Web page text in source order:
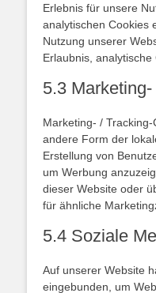
Erlebnis für unsere
analytischen Cookies
Nutzung unserer
Erlaubnis, analytische
5.3
Marketing- /
andere Form der
Erstellung von
um Werbung
dieser Website oder
für ähnliche
5.4 Soziale
Auf unserer Website
eingebunden, um